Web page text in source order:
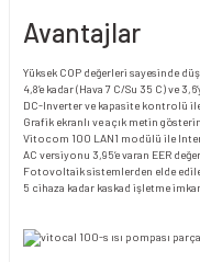
Avantajlar
Yüksek COP değerleri sayesinde
4,8‘e kadar (Hava 7 C/Su 35 C) ve
DC-Inverter ve kapasite kontrolü
Grafik ekranlı ve açık metin
Vitocom 100 LAN1 modülü ile
AC versiyonu 3,95‘e varan EER
Fotovoltaik sistemlerden elde
5 cihaza kadar kaskad işletme